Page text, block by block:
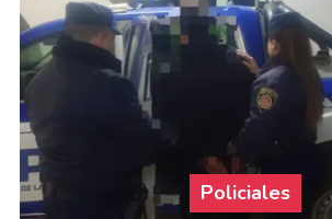
Policiales